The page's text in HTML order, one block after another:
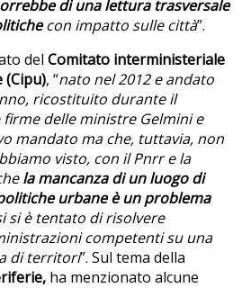
di una lettura trasversale
con impatto sulle città”.
del Comitato interministeriale
(Cipu), “nato nel 2012 e andato
ricostituito durante il
delle ministre Gelmini e
mandato ma che, tuttavia, non
visto, con il Pnrr e la
la mancanza di un luogo di
urbane è un problema
si è tentato di risolvere
competenti su una
di territori”. Sul tema della
ha menzionato alcune